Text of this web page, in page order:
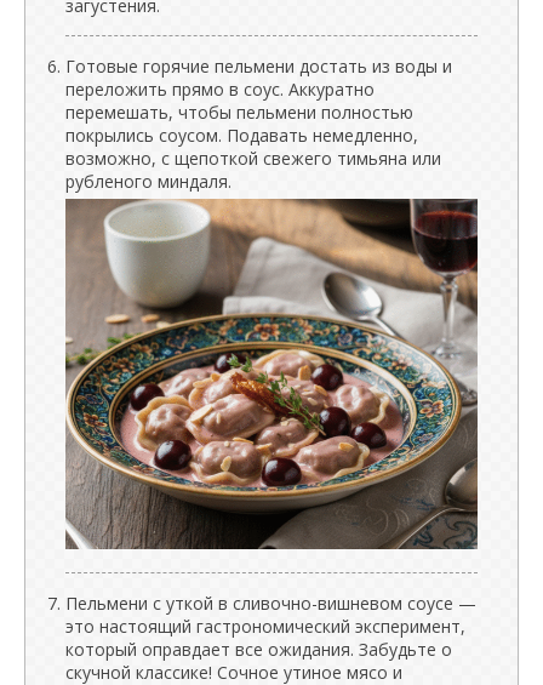
загустения.
Готовые горячие пельмени достать из воды и
переложить прямо в соус. Аккуратно
перемешать, чтобы пельмени полностью
покрылись соусом. Подавать немедленно,
возможно, с щепоткой свежего тимьяна или
рубленого миндаля.
Пельмени с уткой в сливочно-вишневом соусе —
это настоящий гастрономический эксперимент,
который оправдает все ожидания. Забудьте о
скучной классике! Сочное утиное мясо и